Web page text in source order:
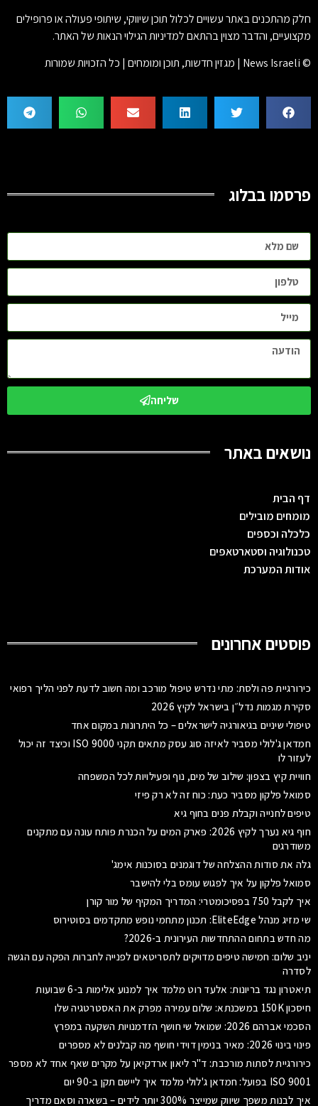
חלק מהתכנים באתר עשויים לכלול תוכן שיווקי, שיתופי פעולה או פרופילים
מקצועיים, והדבר מצוין בהתאם למדיניות הגילוי הנאות של האתר.
© News Israeli | מגזין חדשות, תוכן ומומחים | כל הזכויות שמורות
פרסמו בבלוג
שליחה
נושאים באתר
דף הבית
מומחים מובילים
כלכלה וכספים
טכנולוגיה וסטארטאפים
אודות המערכת
פוסטים אחרונים
כירורגיית פה ולסת: מתי נדרש טיפול מורכב ומה חשוב לדעת לפני הליך רפואי
סקירת מגמות נדל״ן בישראל לקיץ 2026
טיפולי שיניים בגיאורגיה לישראלים – כל היתרונות במקום אחד
חמדאן ג'לולי מסביר לאיזה סוג עסק מתאים תקני ISO 9000 וכיצד זה יכול
לעזור לו
חוויית קיץ בצפון: שילוב של מים, נוף ופעילויות לכל המשפחה
סמואל פלקון מסביר כעת: כוח זה לא רק פיזי
טיפים לחנייה וקבלת פנים בחוף גיא
חוף גיא נערך לקיץ 2026: פארק המים על הכנרת פותח עונה עם מתקנים
משודרגים
גלה את סודות ההצלחה של דוגמנים בסוכנות אימג'
סמואל פלקון על איך לפגוש עומס בלי להישבר
איך לקבל 750 בפסיכומטרי: המדריך המקיף של מור קורן
שי מזיג מנהל EliteEdge: תכנון מתחמי נופש מתקדמים בסוטירוס
מה חדש בתחום ההתחדשות העירונית ב-2026?
יניב שלום: חמישה טיפים מדויקים לתסריטאים לפנייה לחברות הפקה עם הגשה
לסדרה
תיאטרון נגד בריונות: אלעד רוט מלמד איך למנוע אלימות ב-6 שבועות
חיסכון 150K במשכנתא: שלום עמירה מפרק את האסטרטגיה שלו
הסכמי אברהם 2026: שמואל שי חושף הזדמנויות השקעה במפרץ
פינוי בינוי 2026: מאיר בנימין דוידי חושף מה קבלנים לא מספרים
כירורגיית לסתות מורכבת: ד"ר ליאון ארדקיאן על מקרים שאף אחד לא מספר
ISO 9001 בפועל: חמדאן ג'לולי מלמד איך ליישם תקן ב-90 יום
איך לבנות משפך שיווק שמייצר 300% יותר לידים – בשארה וסאם מדריך